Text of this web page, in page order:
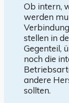
Ob intern,
werden
stellen in
Gegenteil,
noch die
andere
sollten.